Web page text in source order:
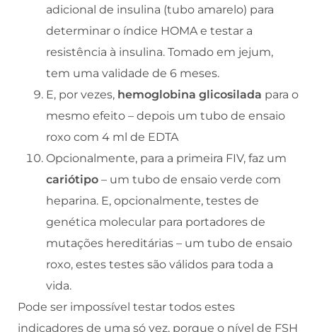
adicional de insulina (tubo amarelo) para
determinar o índice HOMA e testar a
resistência à insulina. Tomado em jejum,
tem uma validade de 6 meses.
E, por vezes, hemoglobina glicosilada para o
mesmo efeito – depois um tubo de ensaio
roxo com 4 ml de EDTA
Opcionalmente, para a primeira FIV, faz um
cariótipo – um tubo de ensaio verde com
heparina. E, opcionalmente, testes de
genética molecular para portadores de
mutações hereditárias – um tubo de ensaio
roxo, estes testes são válidos para toda a
vida.
Pode ser impossível testar todos estes
indicadores de uma só vez, porque o nível de FSH